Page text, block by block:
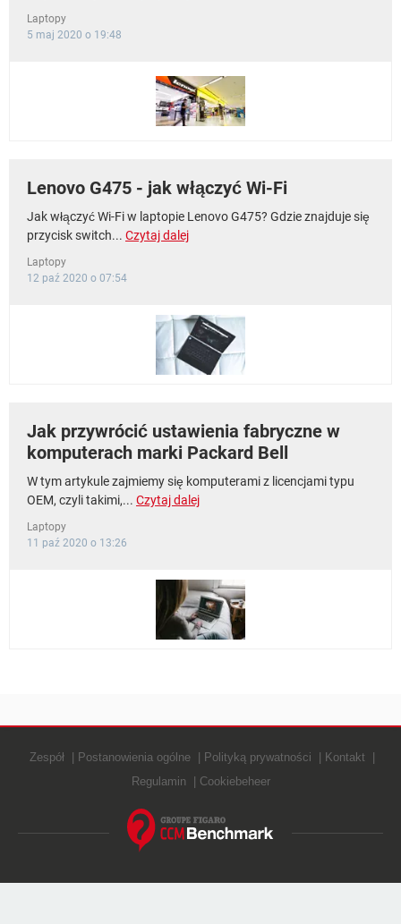
Laptopy
5 maj 2020 o 19:48
Lenovo G475 - jak włączyć Wi-Fi
Jak włączyć Wi-Fi w laptopie Lenovo G475? Gdzie znajduje się
przycisk switch... Czytaj dalej
Laptopy
12 paź 2020 o 07:54
Jak przywrócić ustawienia fabryczne w
komputerach marki Packard Bell
W tym artykule zajmiemy się komputerami z licencjami typu
OEM, czyli takimi,... Czytaj dalej
Laptopy
11 paź 2020 o 13:26
Zespół Postanowienia ogólne Polityką prywatności
Kontakt
Regulamin
Cookiebeheer